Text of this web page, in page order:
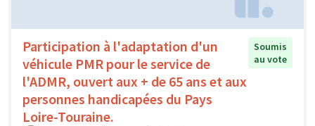
Participation à l'adaptation d'un
véhicule PMR pour le service de
l'ADMR, ouvert aux + de 65 ans et aux
personnes handicapées du Pays
Loire-Touraine.
Soumis
au vote